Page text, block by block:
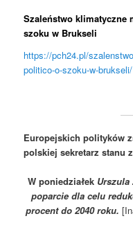
Szaleństwo
szoku w Brukseli
https://pch24.pl/
politico-o-szoku-w-brukseli/
Europejskich polityków
polskiej sekretarz stanu
W poniedziałek Urszula
poparcie dla celu
procent do 2040 roku.